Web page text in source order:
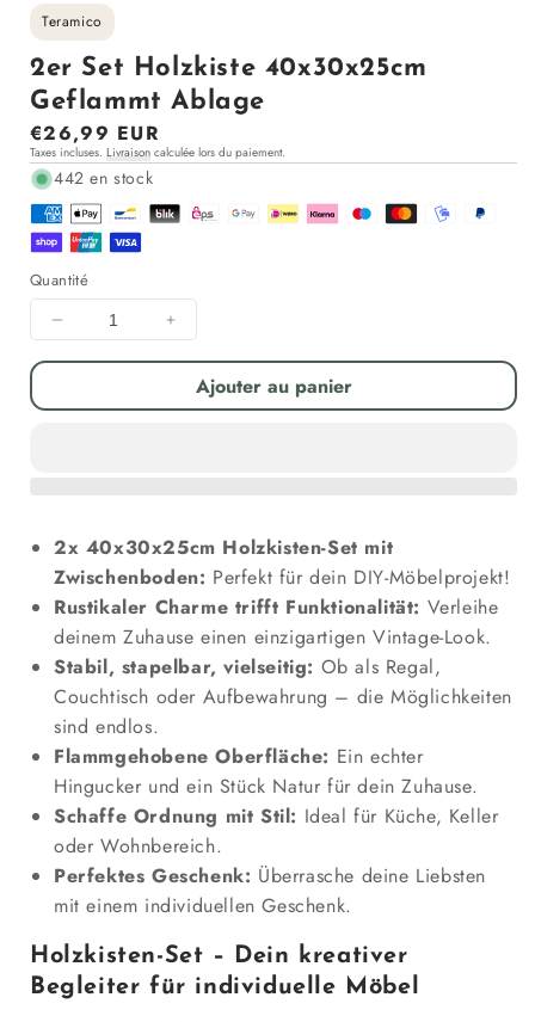
Teramico
2er Set Holzkiste 40x30x25cm
Geflammt Ablage
Prix
régulier
€26,99 EUR
Taxes incluses. Livraison calculée lors du paiement.
442 en stock
Quantité
Diminuer
la
pour
Ablage
Augmenter
la
quantité
pour
Ablage
Ajouter au panier
2x 40x30x25cm Holzkisten-Set mit
Zwischenboden: Perfekt für dein DIY-Möbelprojekt!
Rustikaler Charme trifft Funktionalität: Verleihe
deinem Zuhause einen einzigartigen Vintage-Look.
Stabil, stapelbar, vielseitig: Ob als Regal,
Couchtisch oder Aufbewahrung – die Möglichkeiten
sind endlos.
Flammgehobene Oberfläche: Ein echter
Hingucker und ein Stück Natur für dein Zuhause.
Schaffe Ordnung mit Stil: Ideal für Küche, Keller
oder Wohnbereich.
Perfektes Geschenk: Überrasche deine Liebsten
mit einem individuellen Geschenk.
Holzkisten-Set – Dein kreativer
Begleiter für individuelle Möbel